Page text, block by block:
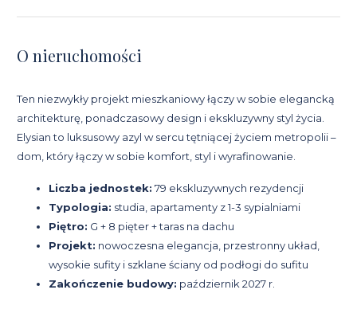
O nieruchomości
Ten niezwykły projekt mieszkaniowy łączy w sobie elegancką
architekturę, ponadczasowy design i ekskluzywny styl życia.
Elysian to luksusowy azyl w sercu tętniącej życiem metropolii –
dom, który łączy w sobie komfort, styl i wyrafinowanie.
Liczba jednostek: 79 ekskluzywnych rezydencji
Typologia: studia, apartamenty z 1-3 sypialniami
Piętro: G + 8 pięter + taras na dachu
Projekt: nowoczesna elegancja, przestronny układ,
wysokie sufity i szklane ściany od podłogi do sufitu
Zakończenie budowy: październik 2027 r.